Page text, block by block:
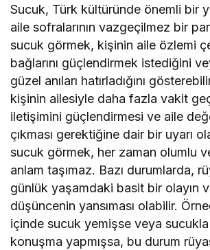
Sucuk, Türk kültüründe önemli bir
aile sofralarının vazgeçilmez bir
sucuk görmek, kişinin aile özlemi
bağlarını güçlendirmek istediğini
güzel anıları hatırladığını
kişinin ailesiyle daha fazla vakit
iletişimini güçlendirmesi ve aile
çıkması gerektiğine dair bir uyarı
sucuk görmek, her zaman olumlu
anlam taşımaz. Bazı durumlarda,
günlük yaşamdaki basit bir olayın
düşüncenin yansıması olabilir.
içinde sucuk yemişse veya
konuşma yapmışsa, bu durum